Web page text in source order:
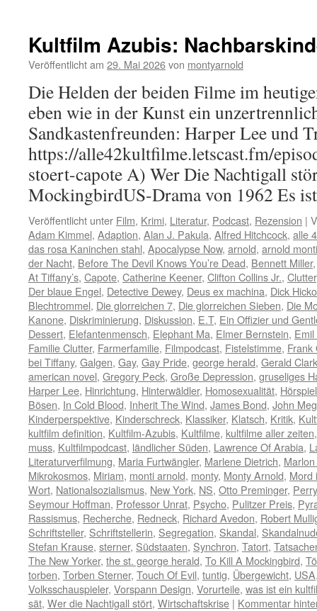
Kultfilm Azubis:
Veröffentlicht am 29. Mai 2026von montyarnold
Die Helden der beiden Filme im
eben wie in der Kunst ein
Sandkastenfreunden: Harper Lee und
https://alle42kultfilme.letscast.fm/
stoert-capote A) Wer Die Nachtigall
MockingbirdUS-Drama von 1962 Es
Veröffentlicht unter Film, Krimi, Literatur, Podcast, Rezension |
Adam Kimmel, Adaption, Alan J. Pakula, Alfred Hitchcock, alle
das rosa Kaninchen stahl, Apocalypse Now, arnold, arnold monti
der Nacht, Before The Devil Knows You’re Dead, Bennett Miller
At Tiffany’s, Capote, Catherine Keener, Clifton Collins Jr., Clutter
Der blaue Engel, Detective Dewey, Deus ex machina, Dick
Blechtrommel, Die glorreichen 7, Die glorreichen Sieben, Die
Kanone, Diskriminierung, Diskussion, E.T, Ein Offizier und
Dessert, Elefantenmensch, Elephant Ma, Elmer Bernstein,
Familie Clutter, Farmerfamilie, Filmpodcast, Fistelstimme, Frank
bei Tiffany, Galgen, Gay, Gay Pride, george herald, Gerald
american novel, Gregory Peck, Große Depression, gruseliges
Harper Lee, Hinrichtung, Hinterwäldler, Homosexualität, Hörspiel
Bösen, In Cold Blood, Inherit The Wind, James Bond, John
Kinderperspektive, Kinderschreck, Klassiker, Klatsch, Kritik,
kultfilm definition, Kultfilm-Azubis, Kultfilme, kultfilme aller zeiten
muss, Kultfilmpodcast, ländlicher Süden, Lawrence Of Arabia,
Literaturverfilmung, Maria Furtwängler, Marlene Dietrich,
Mikrokosmos, Miriam, monti arnold, monty, Monty Arnold, Mord
Wort, Nationalsozialismus, New York, NS, Otto Preminger,
Seymour Hoffman, Professor Unrat, Psycho, Pulitzer Preis,
Rassismus, Recherche, Redneck, Richard Avedon, Robert
Schriftsteller, Schriftstellerin, Segregation, Skandal,
Stefan Krause, sterner, Südstaaten, Synchron, Tatort,
The New Yorker, the st. george herald, To Kill A Mockingbird,
torben, Torben Sterner, Touch Of Evil, tuntig, Übergewicht, USA
Volksschauspieler, Vorspann Design, Vorurteile, was ist ein
sät, Wer die Nachtigall stört, Wirtschaftskrise | Kommentar